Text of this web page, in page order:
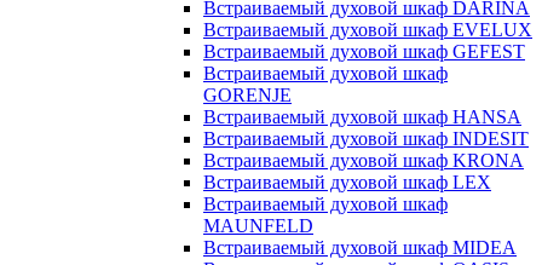
Встраиваемый духовой шкаф DARINA
Встраиваемый духовой шкаф EVELUX
Встраиваемый духовой шкаф GEFEST
Встраиваемый духовой шкаф
GORENJE
Встраиваемый духовой шкаф HANSA
Встраиваемый духовой шкаф INDESIT
Встраиваемый духовой шкаф KRONA
Встраиваемый духовой шкаф LEX
Встраиваемый духовой шкаф
MAUNFELD
Встраиваемый духовой шкаф MIDEA